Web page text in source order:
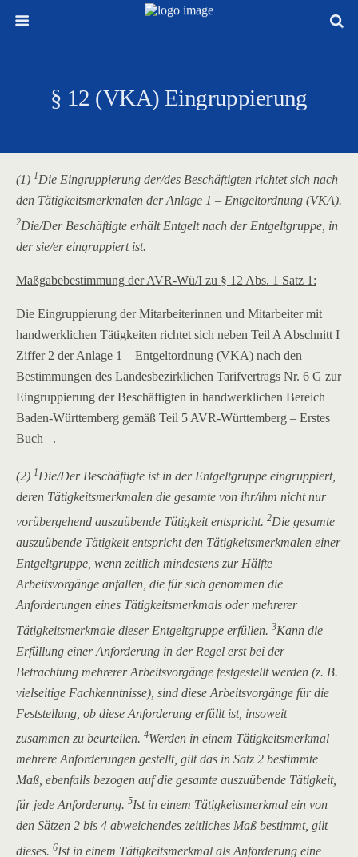
§ 12 (VKA) Eingruppierung
(1) 1Die Eingruppierung der/des Beschäftigten richtet sich nach
den Tätigkeitsmerkmalen der Anlage 1 – Entgeltordnung (VKA).
2Die/Der Beschäftigte erhält Entgelt nach der Entgeltgruppe, in
der sie/er eingruppiert ist.
Maßgabebestimmung der AVR-Wü/I zu § 12 Abs. 1 Satz 1:
Die Eingruppierung der Mitarbeiterinnen und Mitarbeiter mit
handwerklichen Tätigkeiten richtet sich neben Teil A Abschnitt I
Ziffer 2 der Anlage 1 – Entgeltordnung (VKA) nach den
Bestimmungen des Landesbezirklichen Tarifvertrags Nr. 6 G zur
Eingruppierung der Beschäftigten in handwerklichen Bereich
Baden-Württemberg gemäß Teil 5 AVR-Württemberg – Erstes
Buch –.
(2) 1Die/Der Beschäftigte ist in der Entgeltgruppe eingruppiert,
deren Tätigkeitsmerkmalen die gesamte von ihr/ihm nicht nur
vorübergehend auszuübende Tätigkeit entspricht. 2Die gesamte
auszuübende Tätigkeit entspricht den Tätigkeitsmerkmalen einer
Entgeltgruppe, wenn zeitlich mindestens zur Hälfte
Arbeitsvorgänge anfallen, die für sich genommen die
Anforderungen eines Tätigkeitsmerkmals oder mehrerer
Tätigkeitsmerkmale dieser Entgeltgruppe erfüllen. 3Kann die
Erfüllung einer Anforderung in der Regel erst bei der
Betrachtung mehrerer Arbeitsvorgänge festgestellt werden (z. B.
vielseitige Fachkenntnisse), sind diese Arbeitsvorgänge für die
Feststellung, ob diese Anforderung erfüllt ist, insoweit
zusammen zu beurteilen. 4Werden in einem Tätigkeitsmerkmal
mehrere Anforderungen gestellt, gilt das in Satz 2 bestimmte
Maß, ebenfalls bezogen auf die gesamte auszuübende Tätigkeit,
für jede Anforderung. 5Ist in einem Tätigkeitsmerkmal ein von
den Sätzen 2 bis 4 abweichendes zeitliches Maß bestimmt, gilt
dieses. 6Ist in einem Tätigkeitsmerkmal als Anforderung eine